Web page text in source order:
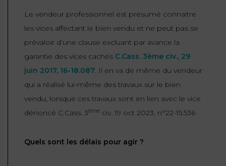
Le vendeur professionnel est présumé connaitre
les vices affectant le bien vendu et ne peut pas se
prévaloir d’une clause excluant par avance la
garantie des vices cachés C.Cass. 3ème civ., 29
juin 2017, 16-18.087. Il en va de même du vendeur
qui a réalisé lui-même des travaux sur le bien
vendu, lorsque ces travaux sont en lien avec le vice
dénoncé C.Cass. 3ème civ. 19 oct 2023, n°22-15.536
Quels sont les délais pour agir ?